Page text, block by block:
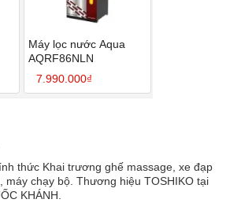
Máy lọc nước Aqua
AQRF86NLN
7.990.000₫
thức Khai trương ghế massage, xe đạp
máy chạy bộ. Thương hiệu TOSHIKO tại
KHÁNH.